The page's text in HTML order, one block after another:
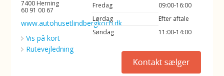
7400 Herning
60 91 00 67
www.autohusetlindbergkoch.dk
Vis på kort
Rutevejledning
Fredag
09:00-16:00
Lørdag
Efter aftale
Søndag
11:00-14:00